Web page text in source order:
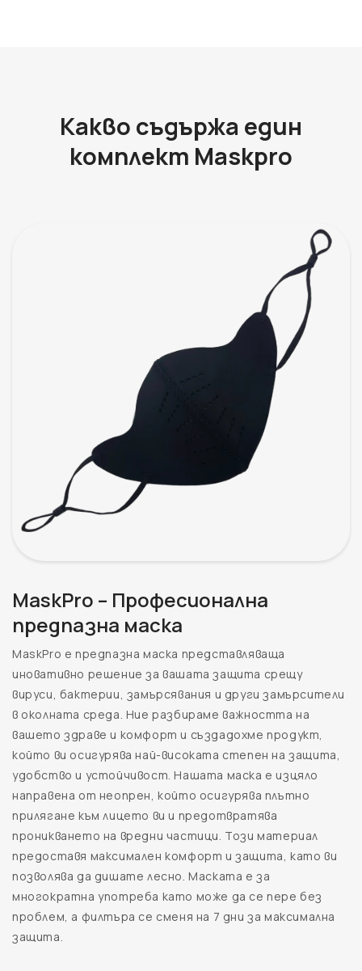
Какво съдържа един
комплект Maskpro
MaskPro – Професионална
предпазна маска
MaskPro е предпазна маска представляваща
иновативно решение за вашата защита срещу
вируси, бактерии, замърсявания и други замърсители
в околната среда. Ние разбираме важността на
вашето здраве и комфорт и създадохме продукт,
който ви осигурява най-високата степен на защита,
удобство и устойчивост. Нашата маска е изцяло
направена от неопрен, който осигурява плътно
прилягане към лицето ви и предотвратява
проникването на вредни частици. Този материал
предоставя максимален комфорт и защита, като ви
позволява да дишате лесно. Маската е за
многократна употреба като може да се пере без
проблем, а филтъра се сменя на 7 дни за максимална
защита.